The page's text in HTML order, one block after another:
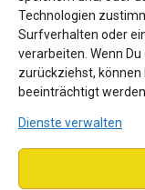
Technologien
Surfverhalten oder
verarbeiten. Wenn
zurückziehst,
beeinträchtigt werden.
Dienste verwalten